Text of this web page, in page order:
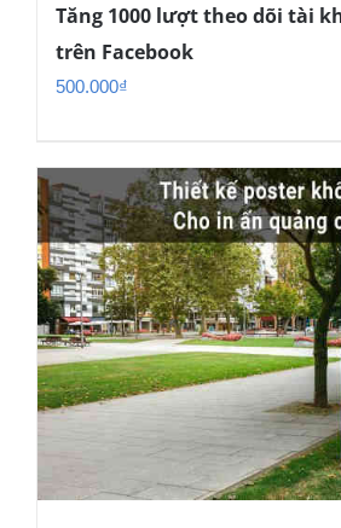
Tăng 1000 lượt theo dõi tài
trên Facebook
500.000₫